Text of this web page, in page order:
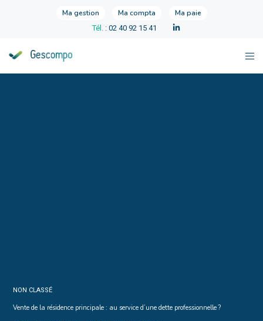
Ma gestion Ma compta Ma paie
Tél. : 02 40 92 15 41
NON CLASSÉ
Vente de la résidence principale : au service d’une dette professionnelle ?